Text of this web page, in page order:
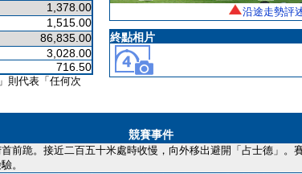
1,378.00
1,515.00
86,835.00
3,028.00
716.50
則代表「任何次
沿途走勢評
終點相片
競賽事件
前跪。接近二百五十米處時收慢，向外移出避開「占士德」。
。